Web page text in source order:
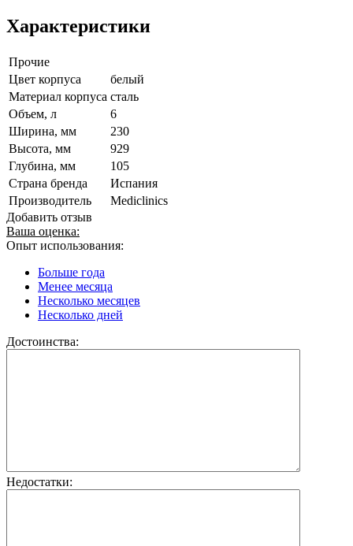
Характеристики
Прочие
Цвет корпуса
белый
Материал корпуса сталь
Объем, л
6
Ширина, мм
230
Высота, мм
929
Глубина, мм
105
Страна бренда
Испания
Производитель
Mediclinics
Добавить отзыв
Ваша оценка:
Опыт использования:
Больше года
Менее месяца
Несколько месяцев
Несколько дней
Достоинства:
Недостатки: